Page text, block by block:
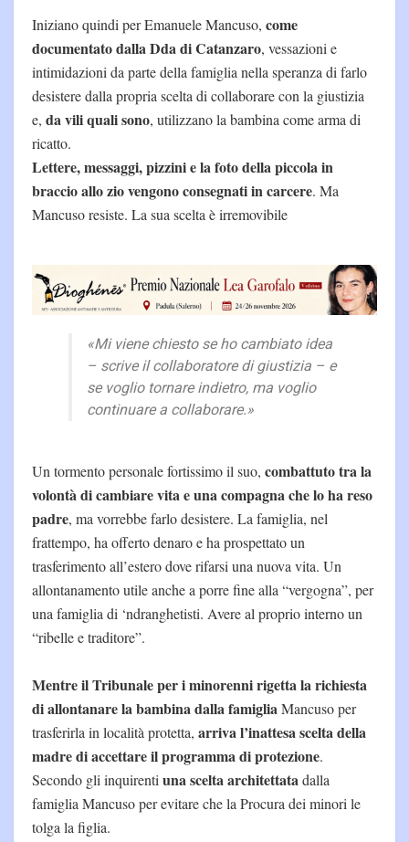
Iniziano quindi per Emanuele Mancuso, come
documentato dalla Dda di Catanzaro, vessazioni e
intimidazioni da parte della famiglia nella speranza di farlo
desistere dalla propria scelta di collaborare con la giustizia
e, da vili quali sono, utilizzano la bambina come arma di
ricatto.
Lettere, messaggi, pizzini e la foto della piccola in
braccio allo zio vengono consegnati in carcere. Ma
Mancuso resiste. La sua scelta è irremovibile
«Mi viene chiesto se ho cambiato idea
– scrive il collaboratore di giustizia – e
se voglio tornare indietro, ma voglio
continuare a collaborare.»
Un tormento personale fortissimo il suo, combattuto tra la
volontà di cambiare vita e una compagna che lo ha reso
padre, ma vorrebbe farlo desistere. La famiglia, nel
frattempo, ha offerto denaro e ha prospettato un
trasferimento all’estero dove rifarsi una nuova vita. Un
allontanamento utile anche a porre fine alla “vergogna”, per
una famiglia di ‘ndranghetisti. Avere al proprio interno un
“ribelle e traditore”.
Mentre il Tribunale per i minorenni rigetta la richiesta
di allontanare la bambina dalla famigliaMancuso per
trasferirla in località protetta, arriva l’inattesa scelta della
madre di accettare il programma di protezione.
Secondo gli inquirentiuna scelta architettatadalla
famiglia Mancuso per evitare che la Procura dei minori le
tolga la figlia.